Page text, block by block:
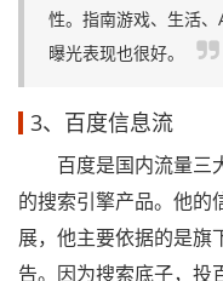
性。指南游戏、生活
曝光表现也很好。
3、百度信息流
百度是国内流量三
的搜索引擎产品。他的
展，他主要依据的是旗
告。因为搜索底子，投